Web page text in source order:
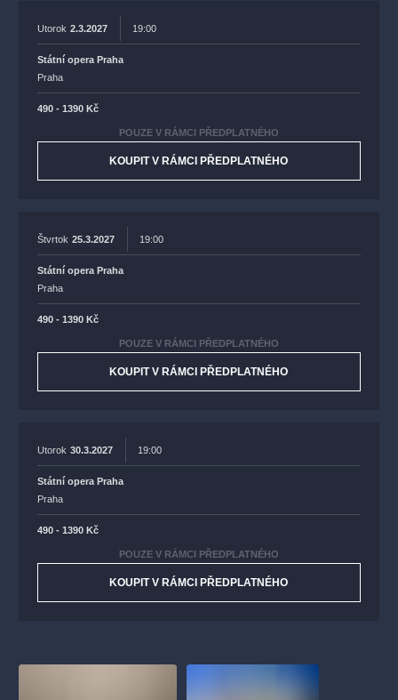
Utorok 2.3.2027 19:00
Státní opera Praha
Praha
490 - 1390 Kč
POUZE V RÁMCI PŘEDPLATNÉHO
KOUPIT V RÁMCI PŘEDPLATNÉHO
Štvrtok 25.3.2027 19:00
Státní opera Praha
Praha
490 - 1390 Kč
POUZE V RÁMCI PŘEDPLATNÉHO
KOUPIT V RÁMCI PŘEDPLATNÉHO
Utorok 30.3.2027 19:00
Státní opera Praha
Praha
490 - 1390 Kč
POUZE V RÁMCI PŘEDPLATNÉHO
KOUPIT V RÁMCI PŘEDPLATNÉHO